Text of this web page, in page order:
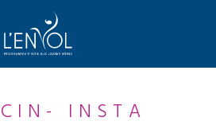
INSTA